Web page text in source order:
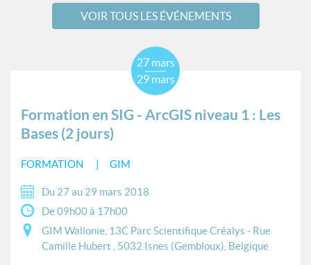
VOIR TOUS LES ÉVÉNEMENTS
Formation en SIG - ArcGIS niveau 1 : Les
Bases (2 jours)
FORMATION GIM
27 mars
29 mars
Du 27 au 29 mars 2018
De 09h00 à 17h00
GIM Wallonie, 13C Parc Scientifique Créalys - Rue
Camille Hubert , 5032 Isnes (Gembloux), Belgique